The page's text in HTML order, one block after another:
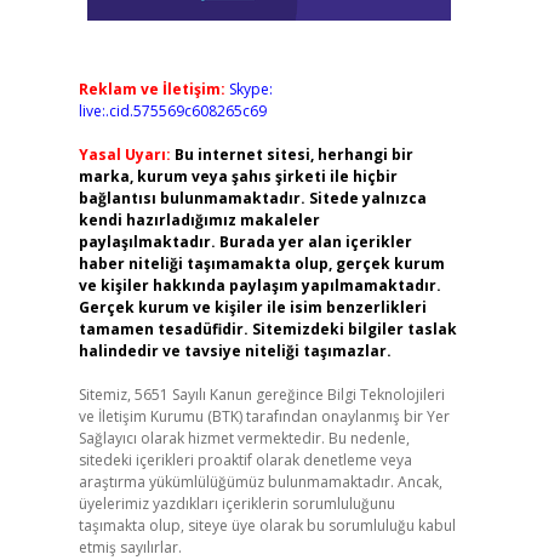
Reklam ve İletişim: Skype:
live:.cid.575569c608265c69
Yasal Uyarı: Bu internet sitesi, herhangi bir
marka, kurum veya şahıs şirketi ile hiçbir
bağlantısı bulunmamaktadır. Sitede yalnızca
kendi hazırladığımız makaleler
paylaşılmaktadır. Burada yer alan içerikler
haber niteliği taşımamakta olup, gerçek kurum
ve kişiler hakkında paylaşım yapılmamaktadır.
Gerçek kurum ve kişiler ile isim benzerlikleri
tamamen tesadüfidir. Sitemizdeki bilgiler taslak
halindedir ve tavsiye niteliği taşımazlar.
Sitemiz, 5651 Sayılı Kanun gereğince Bilgi Teknolojileri
ve İletişim Kurumu (BTK) tarafından onaylanmış bir Yer
Sağlayıcı olarak hizmet vermektedir. Bu nedenle,
sitedeki içerikleri proaktif olarak denetleme veya
araştırma yükümlülüğümüz bulunmamaktadır. Ancak,
üyelerimiz yazdıkları içeriklerin sorumluluğunu
taşımakta olup, siteye üye olarak bu sorumluluğu kabul
etmiş sayılırlar.